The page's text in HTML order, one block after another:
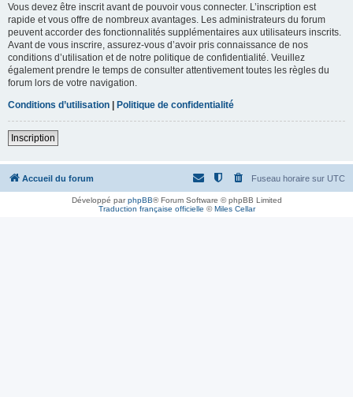
Vous devez être inscrit avant de pouvoir vous connecter. L’inscription est
rapide et vous offre de nombreux avantages. Les administrateurs du forum
peuvent accorder des fonctionnalités supplémentaires aux utilisateurs inscrits.
Avant de vous inscrire, assurez-vous d’avoir pris connaissance de nos
conditions d’utilisation et de notre politique de confidentialité. Veuillez
également prendre le temps de consulter attentivement toutes les règles du
forum lors de votre navigation.
Conditions d’utilisation | Politique de confidentialité
Inscription
Accueil du forum Fuseau horaire sur UTC
Développé parphpBB® Forum Software © phpBB Limited
Traduction française officielle ©Miles Cellar